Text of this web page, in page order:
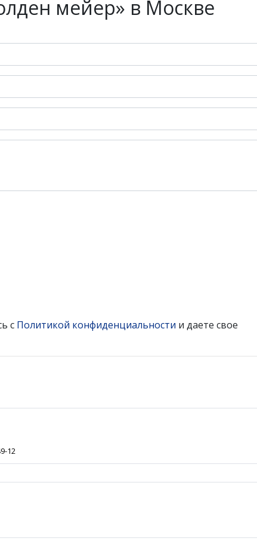
мейер» в Москве
с Политикой конфиденциальности и даете свое
12